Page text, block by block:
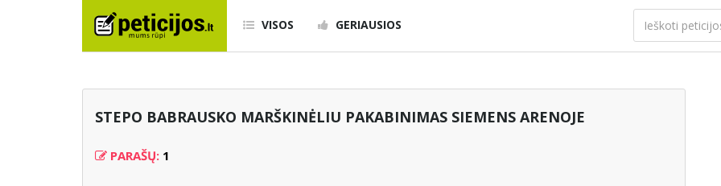
VISOS GERIAUSIOS
STEPO BABRAUSKO MARŠKINĖLIU PAKABINIMAS SIEMENS ARENOJE
PARAŠŲ: 1